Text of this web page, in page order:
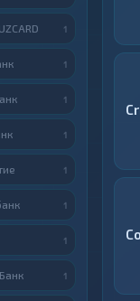
1
1
1
1
1
1
1
1